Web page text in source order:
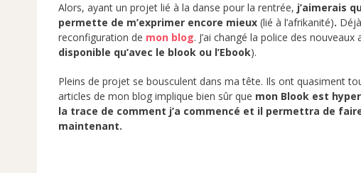
Alors, ayant un projet lié à la danse pour la rentrée, j’aimerais
permette de m’exprimer encore mieux (lié à l’afrikanité).
reconfiguration de mon blog. J’ai changé la police des
disponible qu’avec le blook ou l’Ebook).
Pleins de projet se bousculent dans ma tête. Ils ont quasiment
articles de mon blog implique bien sûr que mon Blook est
la trace de comment j’a commencé et il permettra de
maintenant.